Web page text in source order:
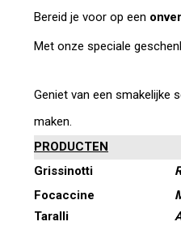
Bereid je voor op een
Met onze speciale
Geniet van een smakelijke
maken.
PRODUCTEN
Grissinotti
Focaccine
Taralli